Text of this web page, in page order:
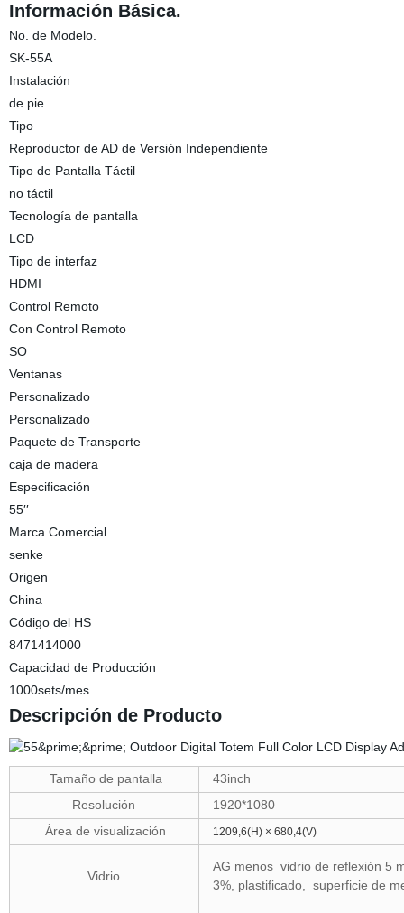
Información Básica.
No. de Modelo.
SK-55A
Instalación
de pie
Tipo
Reproductor de AD de Versión Independiente
Tipo de Pantalla Táctil
no táctil
Tecnología de pantalla
LCD
Tipo de interfaz
HDMI
Control Remoto
Con Control Remoto
SO
Ventanas
Personalizado
Personalizado
Paquete de Transporte
caja de madera
Especificación
55′′
Marca Comercial
senke
Origen
China
Código del HS
8471414000
Capacidad de Producción
1000sets/mes
Descripción de Producto
Tamaño de pantalla
43inch
Resolución
1920*1080
Área de visualización
1209,6(H) × 680,4(V)
Vidrio
AG menos vidrio de reflexión 5
3%, plastificado, superficie de